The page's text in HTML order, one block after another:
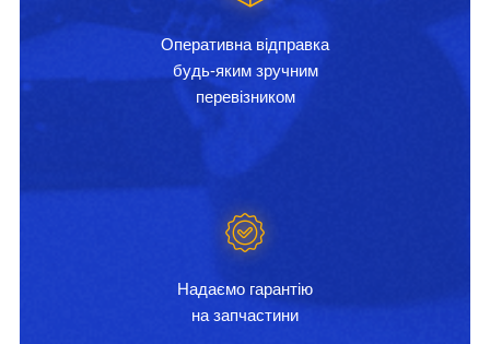
Оперативна відправка
будь-яким зручним
перевізником
Надаємо гарантію
на запчастини